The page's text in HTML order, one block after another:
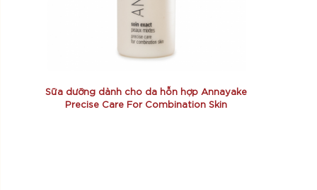
Sữa dưỡng dành cho da hỗn hợp Annayake
Precise Care For Combination Skin